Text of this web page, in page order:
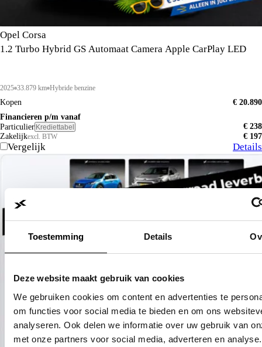
Toestemming Details
Deze website maakt gebruik van cookies
We gebruiken cookies om content en advertenties te
om functies voor social media te bieden en om ons
analyseren. Ook delen we informatie over uw gebruik van
met onze partners voor social media, adverteren en
Opel Corsa
1.2 Turbo Hybrid GS Automaat Camera Apple CarPlay LED
2025 33.879 km Hybride benzine
Kopen
€ 20.890
Financieren p/m vanaf
Particulier Krediettabel
€ 238
Zakelijkexcl. BTW € 197
Vergelijk Details